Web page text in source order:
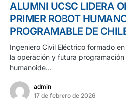
ALUMNI UCSC LIDERA
PRIMER ROBOT
PROGRAMABLE DE
Ingeniero Civil Eléctrico formado
la operación y futura
humanoide…
admin
17 de febrero de 2026